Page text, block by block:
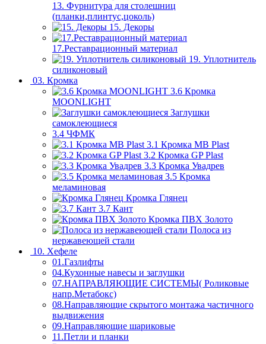
13. Фурнитура для столешниц
(планки,плинтус,цоколь)
15. Декоры
17.Реставрационный материал
19. Уплотнитель
силиконовый
03. Кромка
3.6 Кромка
MOONLIGHT
Заглушки
самоклеющиеся
3.4 ЧФМК
3.1 Кромка MB Plast
3.2 Кромка GP Plast
3.3 Кромка Увадрев
3.5 Кромка
меламиновая
Кромка Глянец
3.7 Кант
Кромка ПВХ Золото
Полоса из
нержавеющей стали
10. Хефеле
01.Газлифты
04.Кухонные навесы и заглушки
07.НАПРАВЛЯЮЩИЕ СИСТЕМЫ( Роликовые
напр.Метабокс)
08.Направляющие скрытого монтажа частичного
выдвижения
09.Направляющие шариковые
11.Петли и планки